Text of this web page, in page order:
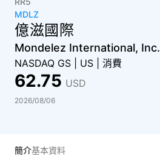
MDLZ
億滋國際
Mondelez International, Inc.
NASDAQ GS US 消費
62.75 USD
2026/08/06
簡介基本資料